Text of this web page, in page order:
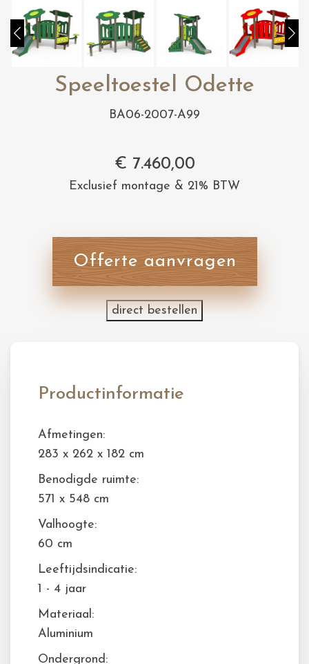
Speeltoestel Odette
BA06-2007-A99
€ 7.460,00
Exclusief montage & 21% BTW
Offerte aanvragen
direct bestellen
Productinformatie
Afmetingen:
283 x 262 x 182 cm
Benodigde ruimte:
571 x 548 cm
Valhoogte:
60 cm
Leeftijdsindicatie:
1 - 4 jaar
Materiaal:
Aluminium
Ondergrond: